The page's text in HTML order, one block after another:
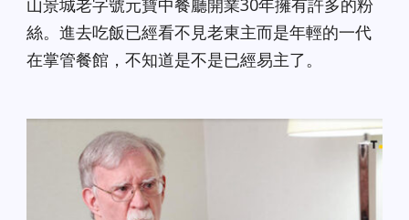
絲。進去吃飯已經看不見老東主而是年輕的一代
在掌管餐館，不知道是不是已經易主了。